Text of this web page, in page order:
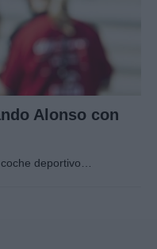
Alonso con
deportivo…